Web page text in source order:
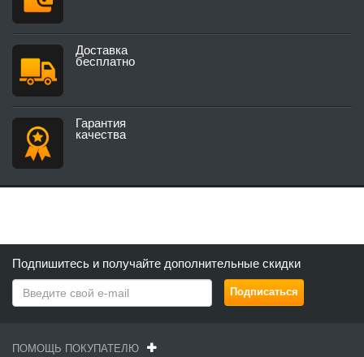
Доставка
бесплатно
Гарантия
качества
Подпишитесь и получайте дополнительные скидки
ПОМОЩЬ ПОКУПАТЕЛЮ